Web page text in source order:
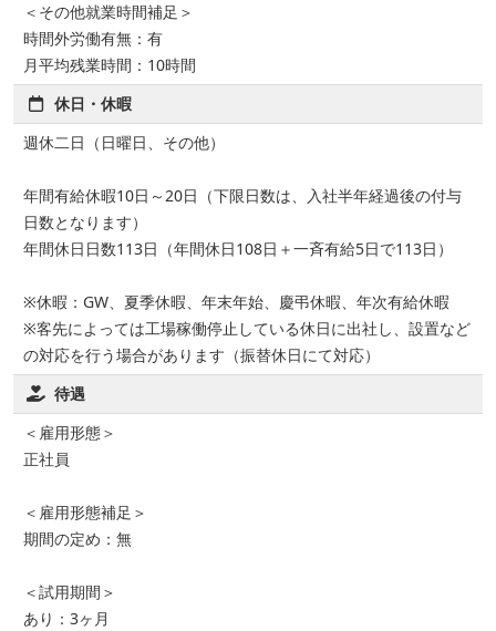
＜その他就業時間補足＞
時間外労働有無：有
月平均残業時間：10時間
休日・休暇
週休二日（日曜日、その他）
年間有給休暇10日～20日（下限日数は、入社半年経過後の付与
日数となります）
年間休日日数113日（年間休日108日＋一斉有給5日で113日）
※休暇：GW、夏季休暇、年末年始、慶弔休暇、年次有給休暇
※客先によっては工場稼働停止している休日に出社し、設置など
の対応を行う場合があります（振替休日にて対応）
待遇
＜雇用形態＞
正社員
＜雇用形態補足＞
期間の定め：無
＜試用期間＞
あり：3ヶ月